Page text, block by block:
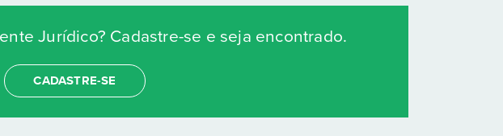
Jurídico? Cadastre-se e seja encontrado.
CADASTRE-SE